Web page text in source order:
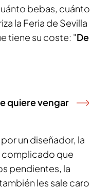
bebas, cuánto
la Feria de Sevilla
tiene su coste: "De
quiere vengar
un diseñador, la
complicado que
pendientes, la
les sale caro